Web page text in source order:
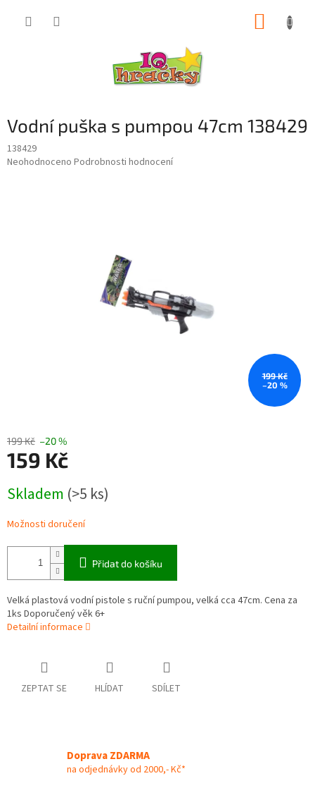
Vodní puška s pumpou 47cm 138429
138429
Průměrné
Neohodnoceno Podrobnosti hodnocení
199 Kč
–20 %
199 Kč –20 %
159 Kč
cena:
Skladem (>5 ks)
Možnosti doručení
Přidat do košíku
Velká plastová vodní pistole s ruční pumpou, velká cca 47cm. Cena za
1ks Doporučený věk 6+
Detailní informace
ZEPTAT SE HLÍDAT SDÍLET
Doprava ZDARMA
na odjednávky od 2000,- Kč*